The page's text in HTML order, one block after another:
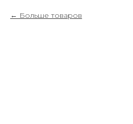
Больше товаров